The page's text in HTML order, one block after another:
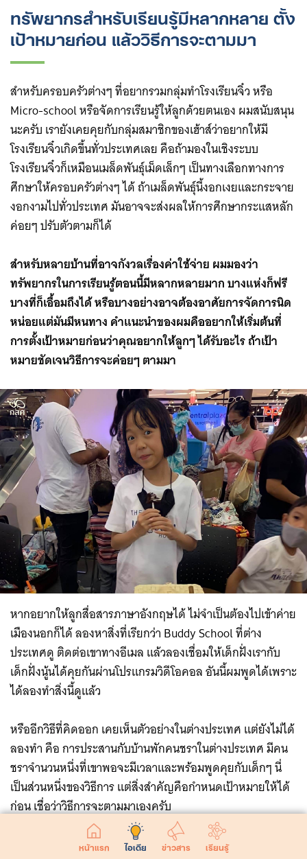
หน้าแรก ไอเดีย ข่าวสาร เรียนรู้
ทรัพยากรสำหรับเรียนรู้มีหลากหลาย ตั้ง
เป้าหมายก่อน แล้ววิธีการจะตามมา
สำหรับครอบครัวต่างๆ ที่อยากรวมกลุ่มทำโรงเรียนจิ๋ว หรือ
Micro-school หรือจัดการเรียนรู้ให้ลูกด้วยตนเอง ผมสนับสนุน
นะครับ เรายังเคยคุยกับกลุ่มสมาชิกของเฮ้าส์ว่าอยากให้มี
โรงเรียนจิ๋วเกิดขึ้นทั่วประเทศเลย คือถ้ามองในเชิงระบบ
โรงเรียนจิ๋วก็เหมือนเมล็ดพันธุ์เม็ดเล็กๆ เป็นทางเลือกทางการ
ศึกษาให้ครอบครัวต่างๆ ได้ ถ้าเมล็ดพันธุ์นี้งอกเงยและกระจาย
งอกงามไปทั่วประเทศ มันอาจจะส่งผลให้การศึกษากระแสหลัก
ค่อยๆ ปรับตัวตามก็ได้
สำหรับหลายบ้านที่อาจกังวลเรื่องค่าใช้จ่าย ผมมองว่า
ทรัพยากรในการเรียนรู้ตอนนี้มีหลากหลายมาก บางแห่งก็ฟรี
บางที่ก็เอื้อมถึงได้ หรือบางอย่างอาจต้องอาศัยการจัดการนิด
หน่อยแต่มันมีหนทาง คำแนะนำของผมคืออยากให้เริ่มต้นที่
การตั้งเป้าหมายก่อนว่าคุณอยากให้ลูกๆ ได้รับอะไร ถ้าเป้า
หมายชัดเจนวิธีการจะค่อยๆ ตามมา
หากอยากให้ลูกสื่อสารภาษาอังกฤษได้ ไม่จำเป็นต้องไปเข้าค่าย
เมืองนอกก็ได้ ลองหาสิ่งที่เรียกว่า Buddy School ที่ต่าง
ประเทศดู ติดต่อเขาทางอีเมล แล้วลองเชื่อมให้เด็กฝั่งเรากับ
เด็กฝั่งนู้นได้คุยกันผ่านโปรแกรมวิดีโอคอล อันนี้ผมพูดได้เพราะ
ได้ลองทำสิ่งนี้ดูแล้ว
หรืออีกวิธีที่คิดออก เคยเห็นตัวอย่างในต่างประเทศ แต่ยังไม่ได้
ลองทำ คือ การประสานกับบ้านพักคนชราในต่างประเทศ มีคน
ชราจำนวนหนึ่งที่เขาพอจะมีเวลาและพร้อมพูดคุยกับเด็กๆ นี่
เป็นส่วนหนึ่งของวิธีการ แต่สิ่งสำคัญคือกำหนดเป้าหมายให้ได้
ก่อน เชื่อว่าวิธีการจะตามมาเองครับ
บทบาทและความสำคัญของโรงเรียน